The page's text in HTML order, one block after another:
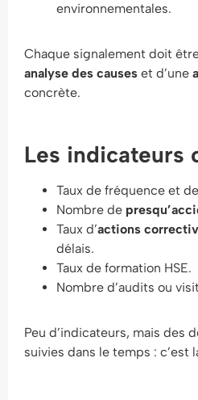
environnementales.
Chaque signalement doit
analyse des causes et d’une
concrète.
Les indicateurs
Taux de fréquence et
Nombre de
Taux d’actions
délais.
Taux de formation HSE.
Nombre d’audits ou
Peu d’indicateurs, mais des
suivies dans le temps : c’est